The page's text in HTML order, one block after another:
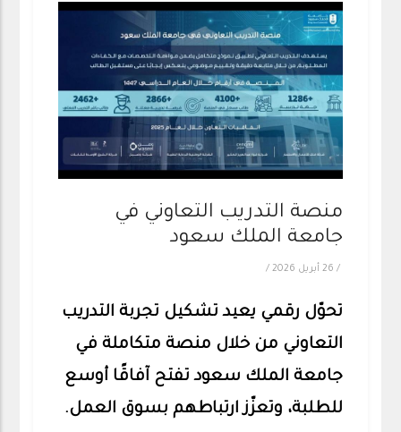
منصة التدريب التعاوني في
جامعة الملك سعود
/ 26 أبريل 2026 /
تحوّل رقمي يعيد تشكيل تجربة ‎التدريب
التعاوني من خلال منصة متكاملة في
‎جامعة الملك سعود تفتح آفاقًا أوسع
للطلبة، وتعزّز ارتباطهم بسوق العمل.